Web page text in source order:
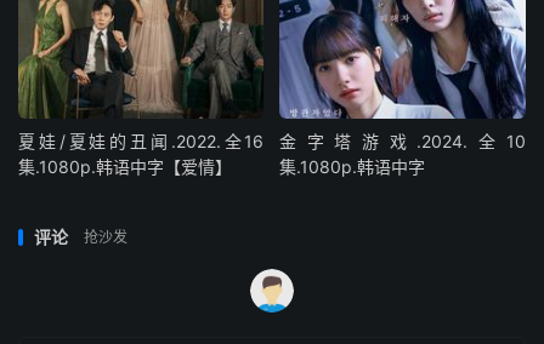
夏娃/夏娃的丑闻.2022.全16
集.1080p.韩语中字【爱情】
金字塔游戏.2024.全10
集.1080p.韩语中字
评论 抢沙发